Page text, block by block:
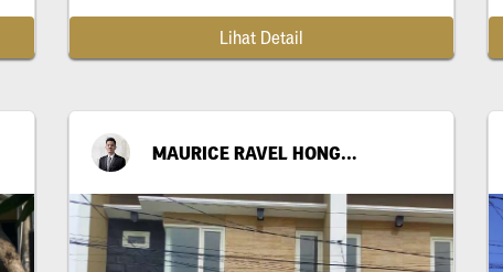
Lihat Detail
MAURICE RAVEL HONGGOPUTRA